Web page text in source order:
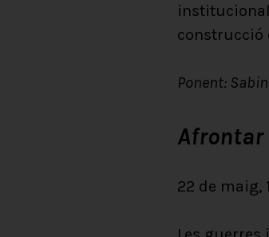
construcció
Ponent:
22 de maig,